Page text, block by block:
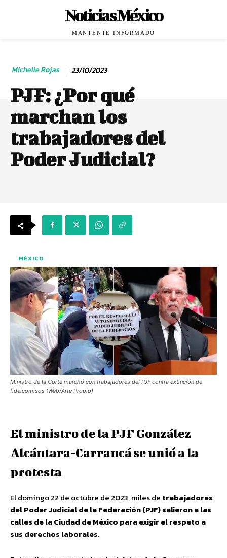
Noticias México
MANTENTE INFORMADO
Michelle Rojas 23/10/2023
PJF: ¿Por qué
marchan los
trabajadores del
Poder Judicial?
MÉXICO
Ministro de la Corte marchó con trabajadores del PJF contra extinción de
fideicomisos (Web/Arte Propio)
El ministro de la PJF González
Alcántara-Carrancá se unió a la
protesta
El domingo 22 de octubre de 2023, miles de trabajadores
del Poder Judicial de la Federación (PJF) salieron a las
calles de la Ciudad de México para exigir el respeto a
sus derechos laborales.